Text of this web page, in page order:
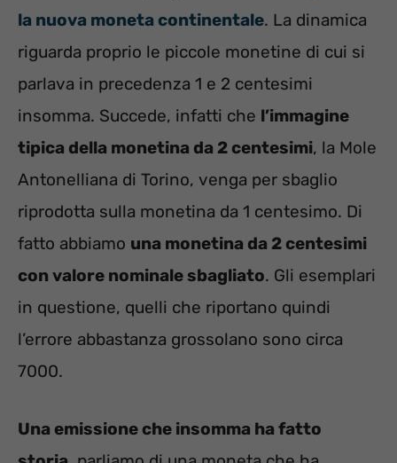
la nuova moneta continentale. La dinamica
riguarda proprio le piccole monetine di cui si
parlava in precedenza 1 e 2 centesimi
insomma. Succede, infatti che l’immagine
tipica della monetina da 2 centesimi, la Mole
Antonelliana di Torino, venga per sbaglio
riprodotta sulla monetina da 1 centesimo. Di
fatto abbiamo una monetina da 2 centesimi
con valore nominale sbagliato. Gli esemplari
in questione, quelli che riportano quindi
l’errore abbastanza grossolano sono circa
7000.
Una emissione che insomma ha fatto